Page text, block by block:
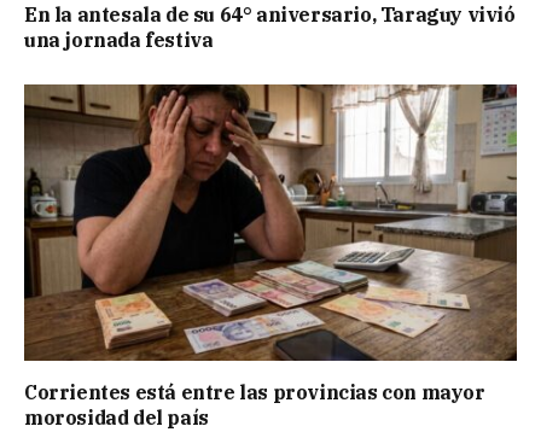
En la antesala de su 64° aniversario, Taraguy vivió
una jornada festiva
Corrientes está entre las provincias con mayor
morosidad del país